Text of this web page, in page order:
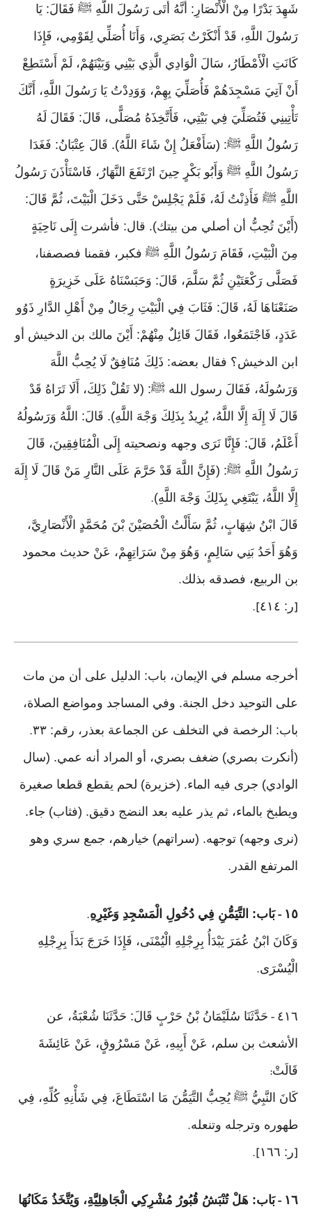
شَهِدَ بَدْرًا مِنْ الْأَنْصَارِ: أَنَّهُ أَتَى رَسُولَ اللَّهِ ﷺ فَقَالَ: يَا
رَسُولَ اللَّهِ، قَدْ أَنْكَرْتُ بَصَرِي، وَأَنَا أُصَلِّي لِقَوْمِي، فَإِذَا
كَانَتِ الْأَمْطَارُ، سَالَ الْوَادِي الَّذِي بَيْنِي وَبَيْنَهُمْ، لَمْ أَسْتَطِعْ
أَنْ آتِيَ مَسْجِدَهُمْ فَأُصَلِّيَ بِهِمْ، وَوَدِدْتُ يَا رَسُولَ اللَّهِ، أَنَّكَ
تَأْتِينِي فَتُصَلِّيَ فِي بَيْتِي، فَأَتَّخِذَهُ مُصَلًّى، قَالَ: فَقَالَ لَهُ
رَسُولُ اللَّهِ ﷺ: (سَأَفْعَلُ إِنْ شَاءَ اللَّهُ). قَالَ عِتْبَانُ: فَغَدَا
رَسُولُ اللَّهِ ﷺ وَأَبُو بَكْرٍ حِينَ ارْتَفَعَ النَّهَارُ، فَاسْتَأْذَنَ رَسُولُ
اللَّهِ ﷺ فَأَذِنْتُ لَهُ، فَلَمْ يَجْلِسْ حَتَّى دَخَلَ الْبَيْتَ، ثُمَّ قَالَ:
(أَيْنَ تُحِبُّ أن أصلي من بيتك). قال: فأشرت إِلَى نَاحِيَةٍ
مِنَ الْبَيْتِ، فَقَامَ رَسُولُ اللَّهِ ﷺ فكبر، فقمنا فصصفنا،
فَصَلَّى رَكْعَتَيْنِ ثُمَّ سَلَّمَ، قَالَ: وَحَبَسْنَاهُ عَلَى خَزِيرَةٍ
صَنَعْنَاهَا لَهُ، قَالَ: فَثَابَ فِي الْبَيْتِ رِجَالٌ مِنْ أَهْلِ الدَّارِ ذَوُو
عَدَدٍ، فَاجْتَمَعُوا، فَقَالَ قَائِلٌ مِنْهُمْ: أَيْنَ مالك بن الدخيش أو
ابن الدخيش؟ فقال بعضه: ذَلِكَ مُنَافِقٌ لَا يُحِبُّ اللَّهَ
وَرَسُولَهُ، فَقَالَ رسول الله ﷺ: (لا تَقُلْ ذَلِكَ، أَلَا تَرَاهُ قَدْ
قَالَ لَا إِلَهَ إِلَّا اللَّهُ، يُرِيدُ بِذَلِكَ وَجْهَ اللَّهِ). قَالَ: اللَّهُ وَرَسُولُهُ
أَعْلَمُ، قَالَ: فَإِنَّا نَرَى وجهه ونصحيته إِلَى الْمُنَافِقِينَ، قَالَ
رَسُولُ اللَّهِ ﷺ: (فَإِنَّ اللَّهَ قَدْ حَرَّمَ عَلَى النَّارِ مَنْ قَالَ لَا إِلَهَ
إِلَّا اللَّهُ، يَبْتَغِي بِذَلِكَ وَجْهَ اللَّهِ).
قَالَ ابْنُ شِهَابٍ، ثُمَّ سَأَلْتُ الْحُصَيْنَ بْنَ مُحَمَّدٍ الْأَنْصَارِيَّ،
وَهُوَ أَحَدُ بَنِي سَالِمٍ، وَهُوَ مِنْ سَرَاتِهِمْ، عَنْ حديث محمود
بن الربيع، فصدقه بذلك.
[ر: ٤١٤ ].
أخرجه مسلم في الإيمان، باب: الدليل على أن من مات
على التوحيد دخل الجنة. وفي المساجد ومواضع الصلاة،
باب: الرخصة في التخلف عن الجماعة بعذر، رقم: ٣٣
.
(أنكرت بصري) ضغف بصري، أو المراد أنه عمي. (سال
الوادي) جرى فيه الماء. (خزيرة) لحم يقطع قطعا صغيرة
ويطبخ بالماء، ثم يذر عليه بعد النضج دقيق. (فثاب) جاء.
(نرى وجهه) توجهه. (سراتهم) خيارهم، جمع سري وهو
المرتفع القدر .
١٥ -بَاب: التَّيَمُّنِ فِي دُخُولِ الْمَسْجِدِ وَغَيْرِهِ.
وَكَانَ ابْنُ عُمَرَ يَبْدَأُ بِرِجْلِهِ الْيُمْنَى، فَإِذَا خَرَجَ بَدَأَ بِرِجْلِهِ
الْيُسْرَى.
٤١٦ - حَدَّثَنَا سُلَيْمَانُ بْنُ حَرْبٍ قَالَ: حَدَّثَنَا شُعْبَةُ، عن
الأشعث بن سلم، عَنْ أَبِيهِ، عَنْ مَسْرُوقٍ، عَنْ عَائِشَةَ
قَالَتْ:
كَانَ النَّبِيُّ ﷺ يُحِبُّ التَّيَمُّنَ مَا اسْتَطَاعَ، فِي شَأْنِهِ كُلِّهِ، فِي
طهوره وترجله وتنعله.
[ر: ١٦٦ ].
١٦ -بَاب: هَلْ تُنْبَشُ قُبُورُ مُشْرِكِي الْجَاهِلِيَّةِ، وَيُتَّخَذُ مَكَانُهَا